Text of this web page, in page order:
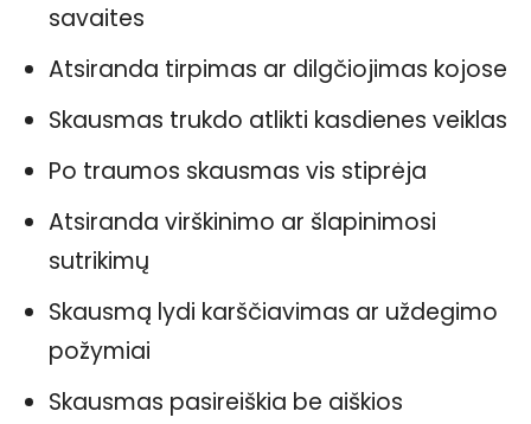
savaites
Atsiranda tirpimas ar dilgčiojimas kojose
Skausmas trukdo atlikti kasdienes veiklas
Po traumos skausmas vis stiprėja
Atsiranda virškinimo ar šlapinimosi
sutrikimų
Skausmą lydi karščiavimas ar uždegimo
požymiai
Skausmas pasireiškia be aiškios